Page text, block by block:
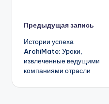
Навигация
записи
Предыдущая запись
Истории успеха
ArchiMate: Уроки,
извлеченные ведущими
компаниями отрасли